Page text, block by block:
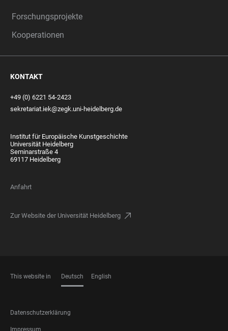
Forschungsprojekte
Kooperationen
KONTAKT
+49 (0) 6221 54-2423
sekretariat.iek@zegk.uni-heidelberg.de
Institut für Europäische Kunstgeschichte
Universität Heidelberg
Seminarstraße 4
69117 Heidelberg
Anfahrt
Zur Website der Universität Heidelberg
This website in Deutsch English
FOOTER
LEGAL
Datenschutzerklärung